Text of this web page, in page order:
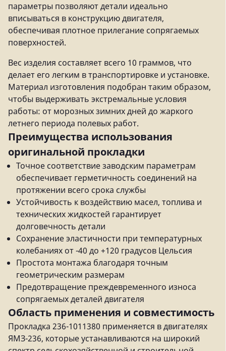
параметры позволяют детали идеально
вписываться в конструкцию двигателя,
обеспечивая плотное прилегание сопрягаемых
поверхностей.
Вес изделия составляет всего 10 граммов, что
делает его легким в транспортировке и установке.
Материал изготовления подобран таким образом,
чтобы выдерживать экстремальные условия
работы: от морозных зимних дней до жаркого
летнего периода полевых работ.
Преимущества использования
оригинальной прокладки
Точное соответствие заводским параметрам
обеспечивает герметичность соединений на
протяжении всего срока службы
Устойчивость к воздействию масел, топлива и
технических жидкостей гарантирует
долговечность детали
Сохранение эластичности при температурных
колебаниях от -40 до +120 градусов Цельсия
Простота монтажа благодаря точным
геометрическим размерам
Предотвращение преждевременного износа
сопрягаемых деталей двигателя
Область применения и совместимость
Прокладка 236-1011380 применяется в двигателях
ЯМЗ-236, которые устанавливаются на широкий